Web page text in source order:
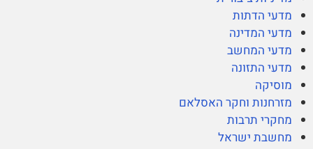
מדעי הדתות
מדעי המדינה
מדעי המחשב
מדעי התזונה
מוסיקה
מזרחנות וחקר האסלאם
מחקרי תרבות
מחשבת ישראל